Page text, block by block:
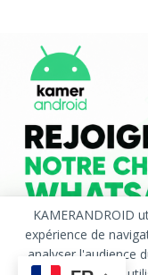
KAMERANDROID
expérience de
analyser l'audience